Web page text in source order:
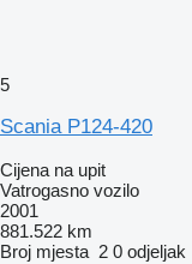
5
Scania P124-420
Cijena na upit
Vatrogasno vozilo
2001
881.522 km
Broj mjesta 2 0 odjeljak